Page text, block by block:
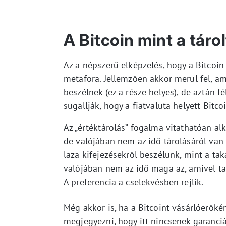
A Bitcoin mint a
Az a népszerű elképzelés, hogy a
metafora. Jellemzően akkor merül fel,
beszélnek (ez a része helyes), de
sugallják, hogy a fiatvaluta helyett
Az „értéktárolás” fogalma vitathatóan
de valójában nem az idő tárolásáról
laza kifejezésekről beszélünk, mint a
valójában nem az idő maga az, amivel
A preferencia a cselekvésben rejlik.
Még akkor is, ha a Bitcoint
megjegyezni, hogy itt nincsenek